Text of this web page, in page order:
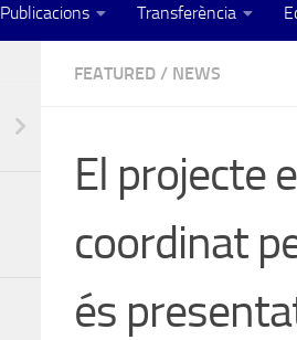
Publicacions Transferència
FEATURED / NEWS
El projecte
coordinat
és